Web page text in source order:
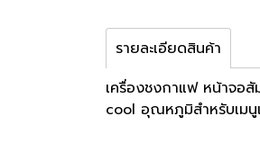
รายละเอียดสินค้า
เครื่องชงกาแฟ หน้าจอ
cool อุณหภูมิสำหรับเมนู